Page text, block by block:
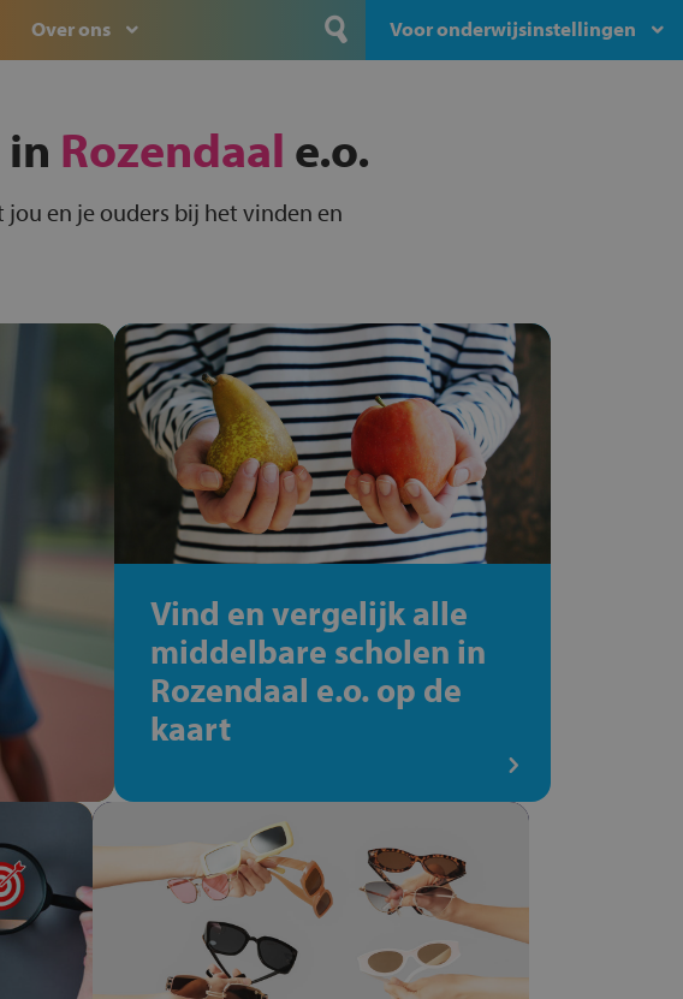
Over ons Voor onderwijsinstellingen
Rozendaal e.o.
jou en je ouders bij het vinden en
Vind en vergelijk alle
middelbare scholen in
Rozendaal e.o. op de
kaart